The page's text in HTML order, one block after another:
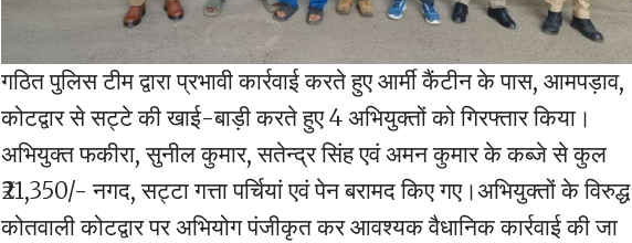
गठित पुलिस टीम द्वारा प्रभावी कार्रवाई करते हुए आर्मी कैंटीन के पास, आमपड़ाव,
कोटद्वार से सट्टे की खाई-बाड़ी करते हुए 4 अभियुक्तों को गिरफ्तार किया।
अभियुक्त फकीरा, सुनील कुमार, सतेन्द्र सिंह एवं अमन कुमार के कब्जे से कुल
₹21,350/- नगद, सट्टा गत्ता पर्चियां एवं पेन बरामद किए गए।अभियुक्तों के विरुद्ध
कोतवाली कोटद्वार पर अभियोग पंजीकृत कर आवश्यक वैधानिक कार्रवाई की जा